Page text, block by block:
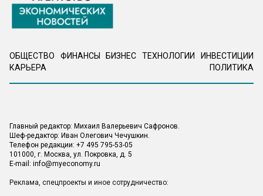
ОБЩЕСТВО ФИНАНСЫ БИЗНЕС ТЕХНОЛОГИИ
ИНВЕСТИЦИИ
КАРЬЕРА
ПОЛИТИКА
Главный редактор: Михаил Валерьевич Сафронов.
Шеф-редактор: Иван Олегович Чечушкин.
Телефон редакции: +7 495 795-53-05
101000, г. Москва, ул. Покровка, д. 5
E-mail: info@myeconomy.ru
Реклама, спецпроекты и иное сотрудничество: